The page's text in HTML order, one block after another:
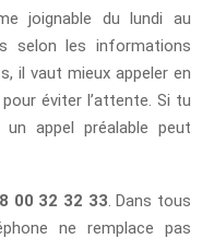
joignable du lundi au
selon les informations
il vaut mieux appeler en
éviter l’attente. Si tu
appel préalable peut
00 32 32 33 . Dans tous
ne remplace pas